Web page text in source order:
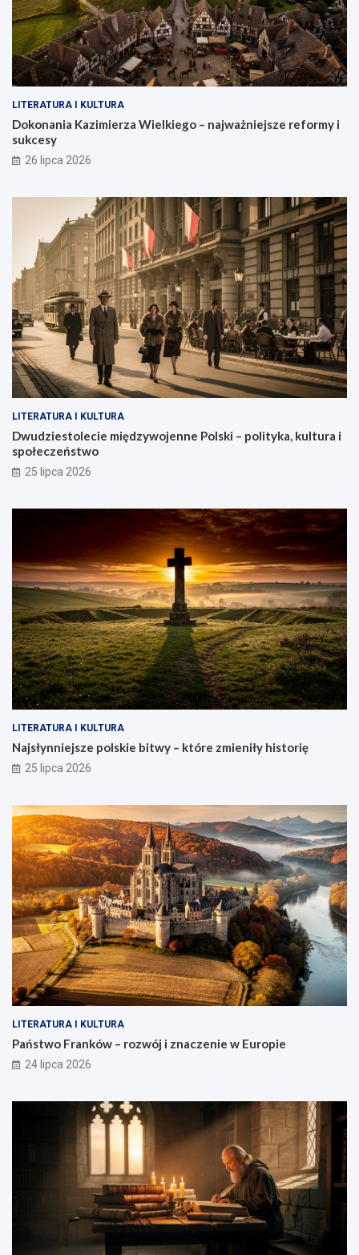
LITERATURA I KULTURA
Dokonania Kazimierza Wielkiego – najważniejsze reformy i
sukcesy
26 lipca 2026
LITERATURA I KULTURA
Dwudziestolecie międzywojenne Polski – polityka, kultura i
społeczeństwo
25 lipca 2026
LITERATURA I KULTURA
Najsłynniejsze polskie bitwy – które zmieniły historię
25 lipca 2026
LITERATURA I KULTURA
Państwo Franków – rozwój i znaczenie w Europie
24 lipca 2026